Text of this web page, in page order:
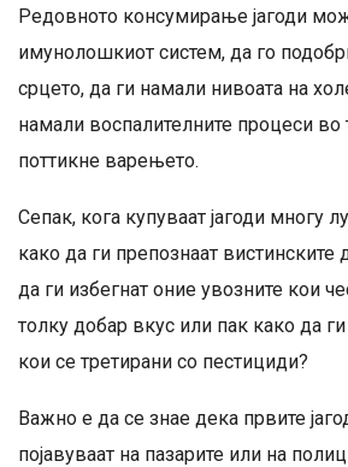
Редовното консумирање јагоди
имунолошкиот систем, да го
срцето, да ги намали нивоата на
намали воспалителните процеси во
поттикне варењето.
Сепак, кога купуваат јагоди многу
како да ги препознаат вистинските
да ги избегнат оние увозните кои
толку добар вкус или пак како да
кои се третирани со пестициди?
Важно е да се знае дека првите
појавуваат на пазарите или на